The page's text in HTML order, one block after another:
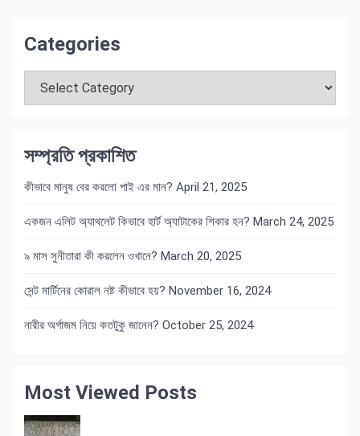
Categories
সম্প্রতি প্রকাশিত
কীভাবে মানুষ বের করলো পাই এর মান? April 21, 2025
একজন এলিট অ্যাথলেট কিভাবে হার্ট অ্যাটাকের শিকার হন? March 24, 2025
৯ মাস সুনীতারা কী করলেন ওখানে? March 20, 2025
সেন্ট মার্টিনের কোরাল নষ্ট কীভাবে হয়? November 16, 2024
নারীর অর্গাজম নিয়ে কতটুকু জানেন? October 25, 2024
Most Viewed Posts